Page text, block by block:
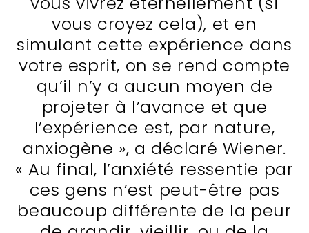
vous croyez cela), et en
simulant cette expérience dans
votre esprit, on se rend compte
qu’il n’y a aucun moyen de
projeter à l’avance et que
l’expérience est, par nature,
anxiogène », a déclaré Wiener.
« Au final, l’anxiété ressentie par
ces gens n’est peut-être pas
beaucoup différente de la peur